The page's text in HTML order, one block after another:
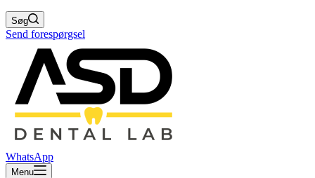
Søg
Send forespørgsel
WhatsApp
Menu